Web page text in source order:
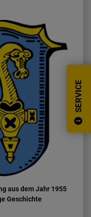
SERVICE
aus dem Jahr 1955
Geschichte